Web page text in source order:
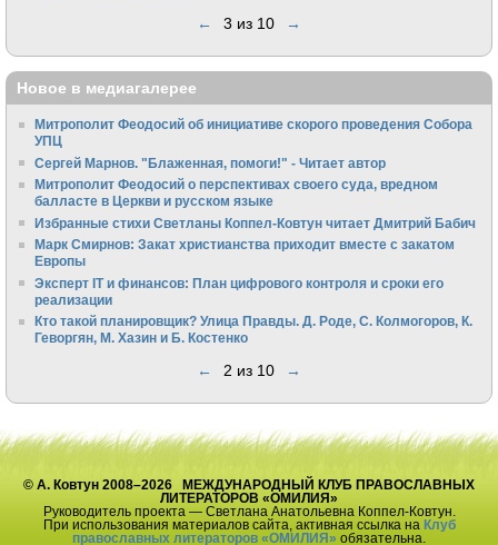
← 3 из 10 →
Новое в медиагалерее
Митрополит Феодосий об инициативе скорого проведения Собора
УПЦ
Сергей Марнов. "Блаженная, помоги!" - Читает автор
Митрополит Феодосий о перспективах своего суда, вредном
балласте в Церкви и русском языке
Избранные стихи Светланы Коппел-Ковтун читает Дмитрий Бабич
Марк Смирнов: Закат христианства приходит вместе с закатом
Европы
Эксперт IT и финансов: План цифрового контроля и сроки его
реализации
Кто такой планировщик? Улица Правды. Д. Роде, С. Колмогоров, К.
Геворгян, М. Хазин и Б. Костенко
← 2 из 10 →
© А. Ковтун 2008–2026 МЕЖДУНАРОДНЫЙ КЛУБ ПРАВОСЛАВНЫХ
ЛИТЕРАТОРОВ «ОМИЛИЯ»
Руководитель проекта — Светлана Анатольевна Коппел-Ковтун.
При использования материалов сайта, активная ссылка на Клуб
православных литераторов «ОМИЛИЯ» обязательна.